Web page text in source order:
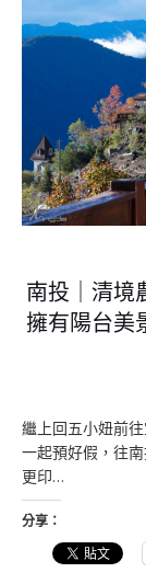
南投｜清境
擁有陽台美
繼上回五小妞前
一起預好假，往
更印…
分享：